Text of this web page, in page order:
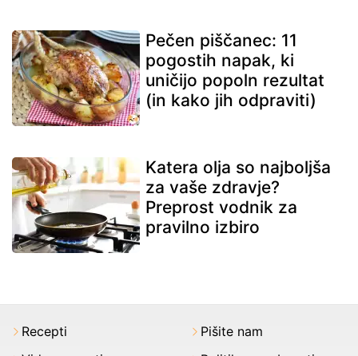
Pečen piščanec: 11
pogostih napak, ki
uničijo popoln rezultat
(in kako jih odpraviti)
Katera olja so najboljša
za vaše zdravje?
Preprost vodnik za
pravilno izbiro
Recepti
Pišite nam